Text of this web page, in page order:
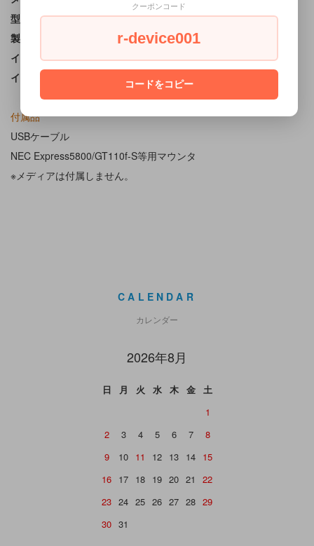
型番
:N8151-105
製造元
インターフェイス:内蔵USBコネクタ
インターフェース
:USB2.0/USB3.0
付属品
USBケーブル
NEC Express5800/GT110f-S等用マウンタ
※メディアは付属しません。
CALENDAR
カレンダー
2026年8月
日 月 火 水 木 金
土
1
2
3 4 5 6 7
8
9
10 11 12 13 14 15
16 17 18 19 20 21
22
23 24 25 26 27 28 29
30 31
クーポンコード
r-device001
コードをコピー